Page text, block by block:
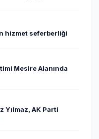
hizmet seferberliği
Mesire Alanında
Yılmaz, AK Parti